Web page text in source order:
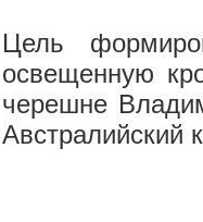
Цель
освещенную
черешне
Австралийский